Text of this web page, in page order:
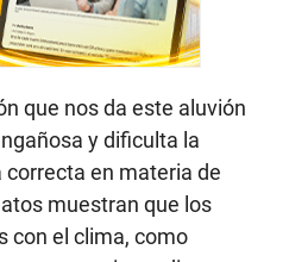
que nos da este aluvión
y dificulta la
en materia de
muestran que los
con el clima, como